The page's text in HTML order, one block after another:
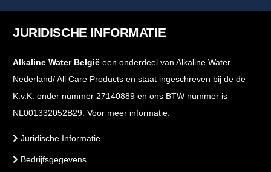
JURIDISCHE INFORMATIE
Alkaline Water België een onderdeel van Alkaline Water
Nederland/ All Care Products en staat ingeschreven bij de de
K.v.K. onder nummer 27140889 en ons BTW nummer is
NL001332052B29. Voor meer informatie:
Juridische Informatie
Bedrijfsgegevens